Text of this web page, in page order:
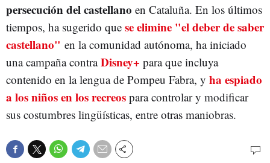
persecución del castellano en Cataluña. En los últimos
tiempos, ha sugerido que se elimine "el deber de saber
castellano" en la comunidad autónoma, ha iniciado
una campaña contraDisney+ para que incluya
contenido en la lengua de Pompeu Fabra, y ha espiado
a los niños en los recreos para controlar y modificar
sus costumbres lingüísticas, entre otras maniobras.